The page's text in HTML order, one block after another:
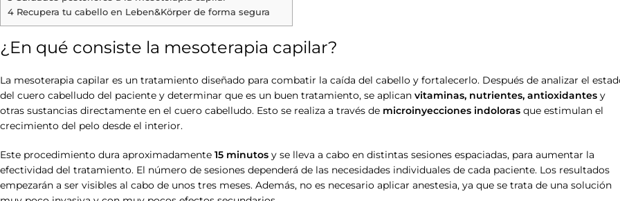
4 Recupera tu cabello en Leben&Körper de forma segura
¿En qué consiste la mesoterapia capilar?
La mesoterapia capilar es un tratamiento diseñado para combatir la caída del cabello y fortalecerlo. Después de analizar el
del cuero cabelludo del paciente y determinar que es un buen tratamiento, se aplican vitaminas, nutrientes, antioxidantes y
otras sustancias directamente en el cuero cabelludo. Esto se realiza a través de microinyecciones indoloras que estimulan el
crecimiento del pelo desde el interior.
Este procedimiento dura aproximadamente 15 minutos y se lleva a cabo en distintas sesiones espaciadas, para aumentar la
efectividad del tratamiento. El número de sesiones dependerá de las necesidades individuales de cada paciente. Los resultados
empezarán a ser visibles al cabo de unos tres meses. Además, no es necesario aplicar anestesia, ya que se trata de una solución